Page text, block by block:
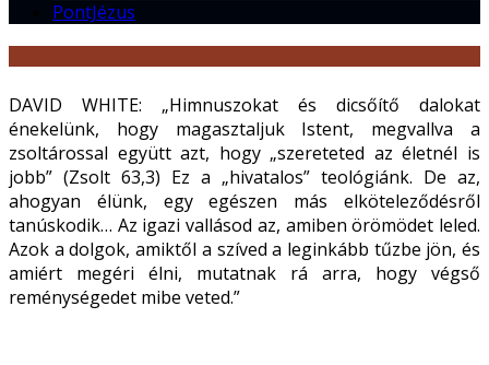
PontJézus
DAVID WHITE: „Himnuszokat és dicsőítő dalokat
énekelünk, hogy magasztaljuk Istent, megvallva a
zsoltárossal együtt azt, hogy „szereteted az életnél is
jobb” (Zsolt 63,3) Ez a „hivatalos” teológiánk. De az,
ahogyan élünk, egy egészen más elköteleződésről
tanúskodik… Az igazi vallásod az, amiben örömödet leled.
Azok a dolgok, amiktől a szíved a leginkább tűzbe jön, és
amiért megéri élni, mutatnak rá arra, hogy végső
reménységedet mibe veted.”